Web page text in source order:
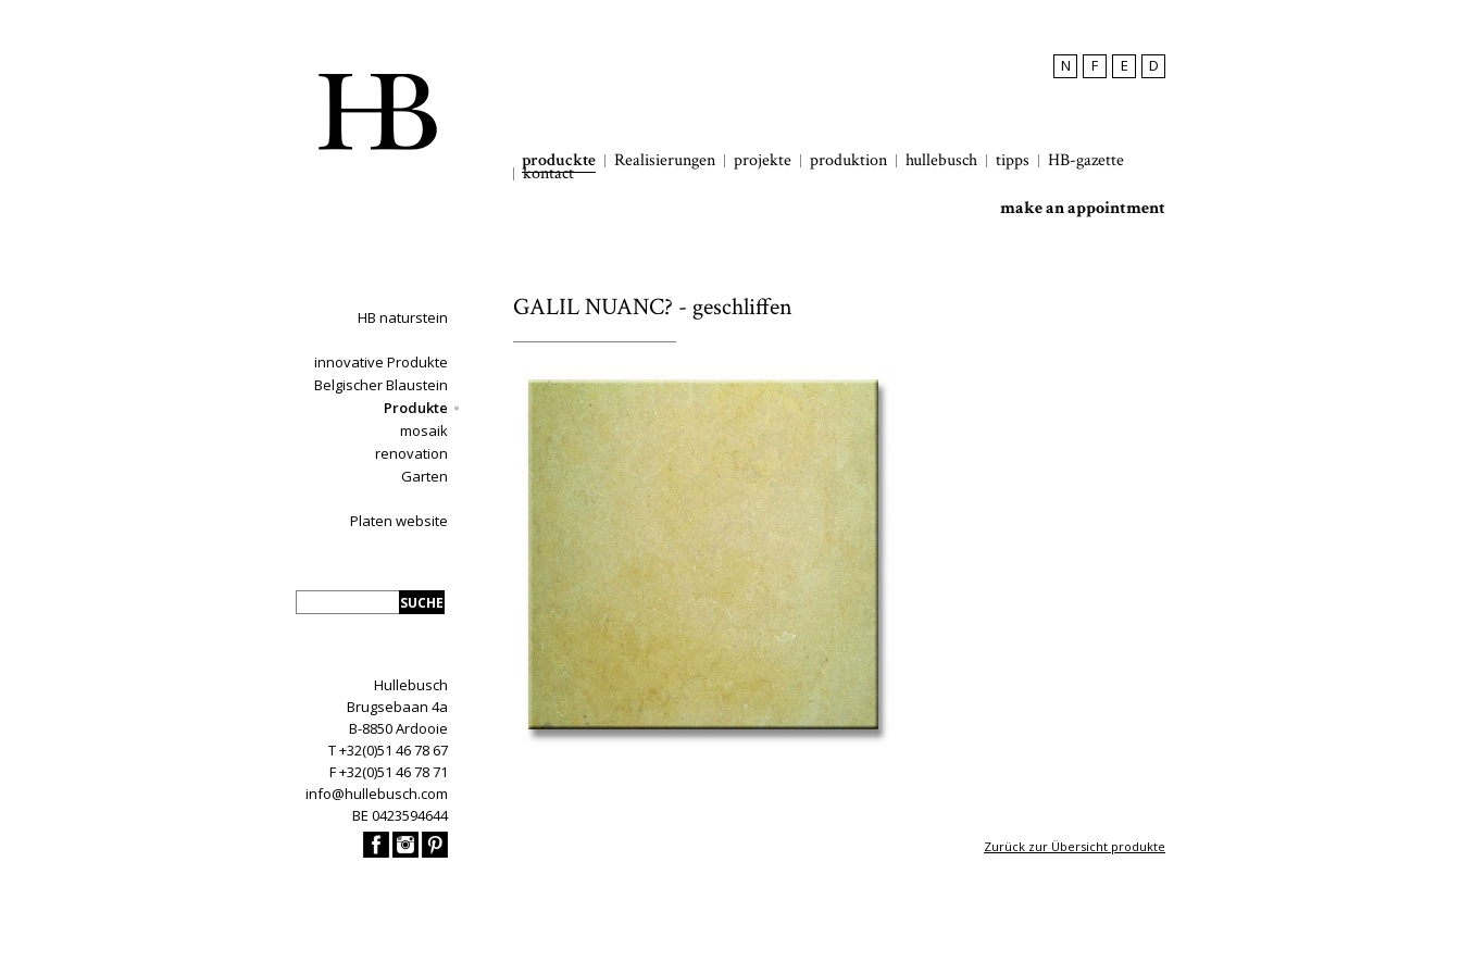
N F E D
produckte Realisierungen projekte produktion hullebusch tipps HB-gazette
kontact
make an appointment
HB naturstein
innovative Produkte
Belgischer Blaustein
Produkte
mosaik
renovation
Garten
Platen website
Hullebusch
Brugsebaan 4a
B-8850 Ardooie
T +32(0)51 46 78 67
F +32(0)51 46 78 71
info@hullebusch.com
BE 0423594644
GALIL NUANC? - geschliffen
Zurück zur Übersicht produkte